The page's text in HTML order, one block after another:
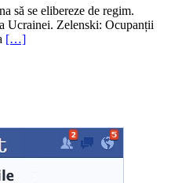
să se elibereze de regim.
Ucrainei. Zelenski: Ocupanții
[…]